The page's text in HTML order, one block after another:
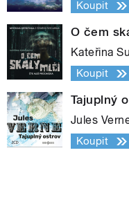
Koupit
O čem
Kateřina
Koupit
Tajuplný
Jules
Koupit